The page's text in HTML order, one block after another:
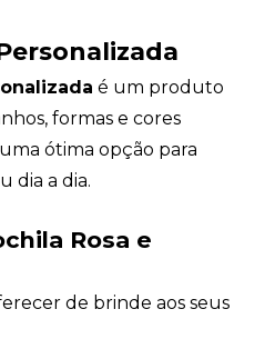
é um produto
formas e cores
ótima opção para
dia a dia.
Rosa e
de brinde aos seus